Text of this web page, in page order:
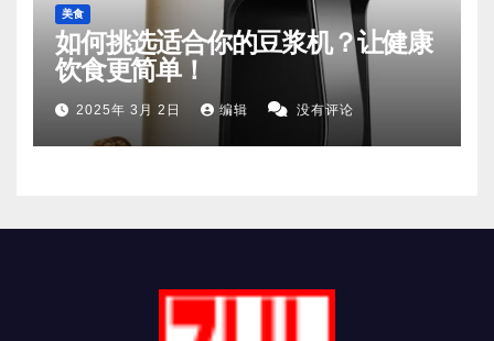
美食
如何挑选适合你的豆浆机？让健康
饮食更简单！
2025年 3月 2日 编辑 没有评论